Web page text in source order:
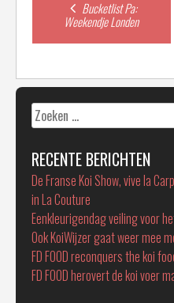
navigation
Bucketlist Pa:
Weekendje Londen
Zoeken
naar:
RECENTE BERICHTEN
De Franse Koi Show, vive la
in La Couture
Eenkleurigendag veiling voor
Ook KoiWijzer gaat weer mee
FD FOOD reconquers the koi
FD FOOD herovert de koi voer